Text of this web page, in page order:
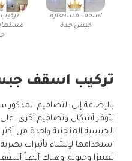
اسقف مستعارة
جبس جدة
تركيب اسقف
بالإضافة إلى التصاميم
تتوفر أشكال وتصاميم أخرى.
الجبسية المنحنية واحدة من
استخدامها لإنشاء تأثيرات
تعبيرًا وحيوية. وهناك أيضاً